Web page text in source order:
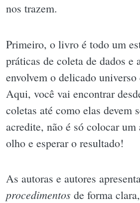
nos trazem.
Primeiro, o livro é todo um
práticas de coleta de dados e
envolvem o delicado
Aqui, você vai encontrar
coletas até como elas devem
acredite, não é só colocar
olho e esperar o resultado!
As autoras e autores
procedimentos de forma